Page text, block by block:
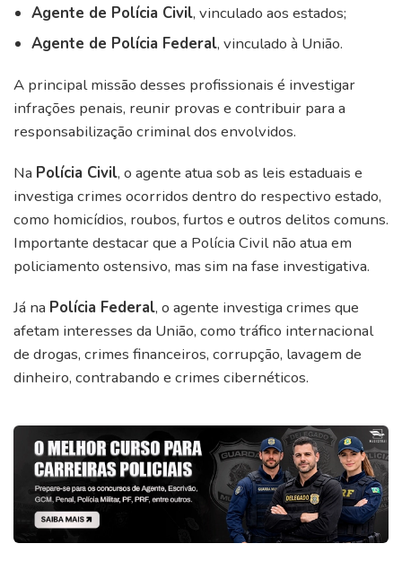
Agente de Polícia Civil, vinculado aos estados;
Agente de Polícia Federal, vinculado à União.
A principal missão desses profissionais é investigar
infrações penais, reunir provas e contribuir para a
responsabilização criminal dos envolvidos.
Na Polícia Civil, o agente atua sob as leis estaduais e
investiga crimes ocorridos dentro do respectivo estado,
como homicídios, roubos, furtos e outros delitos comuns.
Importante destacar que a Polícia Civil não atua em
policiamento ostensivo, mas sim na fase investigativa.
Já na Polícia Federal, o agente investiga crimes que
afetam interesses da União, como tráfico internacional
de drogas, crimes financeiros, corrupção, lavagem de
dinheiro, contrabando e crimes cibernéticos.